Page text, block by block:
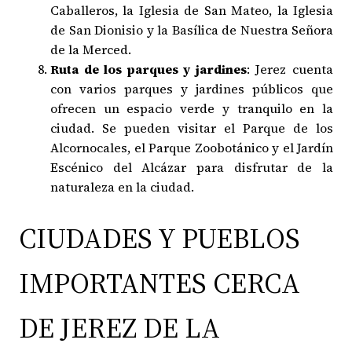
Caballeros, la Iglesia de San Mateo, la Iglesia
de San Dionisio y la Basílica de Nuestra Señora
de la Merced.
Ruta de los parques y jardines: Jerez cuenta
con varios parques y jardines públicos que
ofrecen un espacio verde y tranquilo en la
ciudad. Se pueden visitar el Parque de los
Alcornocales, el Parque Zoobotánico y el Jardín
Escénico del Alcázar para disfrutar de la
naturaleza en la ciudad.
CIUDADES Y PUEBLOS
IMPORTANTES CERCA
DE JEREZ DE LA